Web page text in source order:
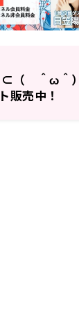
⊂（ ＾ω＾）
販売中！